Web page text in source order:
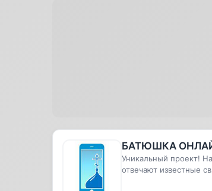
БАТЮШКА
Уникальный проект!
отвечают известные